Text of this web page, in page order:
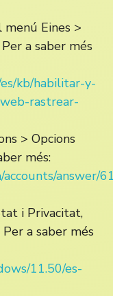
Eines >
a saber més
kb/habilitar-y-
rastrear-
> Opcions
més:
answer/
i Privacitat,
a saber més
11.50/es-